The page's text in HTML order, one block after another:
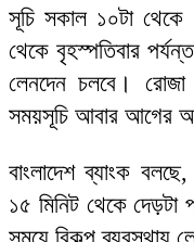
সূচি সকাল ১০টা থেকে
থেকে বৃহস্পতিবার
লেনদেন চলবে। রোজা
সময়সূচি আবার আগের
বাংলাদেশ ব্যাংক
১৫ মিনিট থেকে দেড়টা